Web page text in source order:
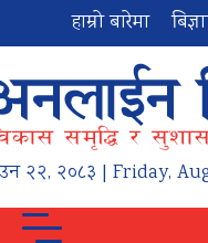
हाम्रो बारेमा
२२, २०८३ | Friday,